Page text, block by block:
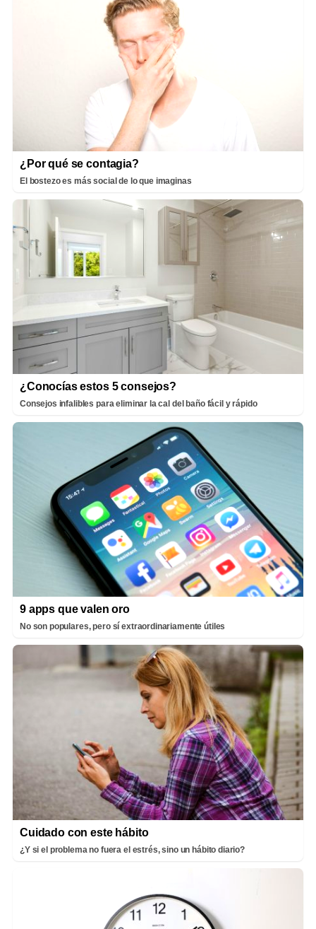
¿Por qué se contagia?
El bostezo es más social de lo que imaginas
¿Conocías estos 5 consejos?
Consejos infalibles para eliminar la cal del baño fácil y rápido
9 apps que valen oro
No son populares, pero sí extraordinariamente útiles
Cuidado con este hábito
¿Y si el problema no fuera el estrés, sino un hábito diario?